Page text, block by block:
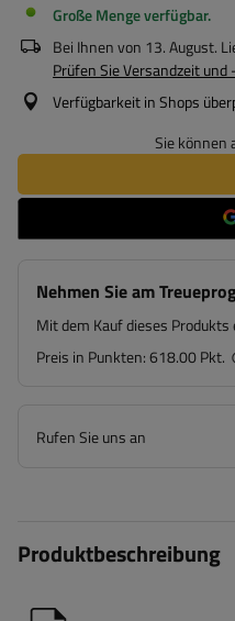
Große Menge verfügbar
Bei Ihnen von 13. August.
Prüfen Sie Versandzeit und
Verfügbarkeit in Shops
Sie können
Nehmen Sie am
Mit dem Kauf dieses Produkts
Preis in Punkten:618.00 Pkt.
Rufen Sie uns an
Produktbeschreibung